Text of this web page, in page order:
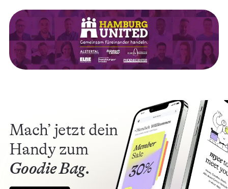
Mach’ jetzt dein
Handy zum
Goodie Bag.